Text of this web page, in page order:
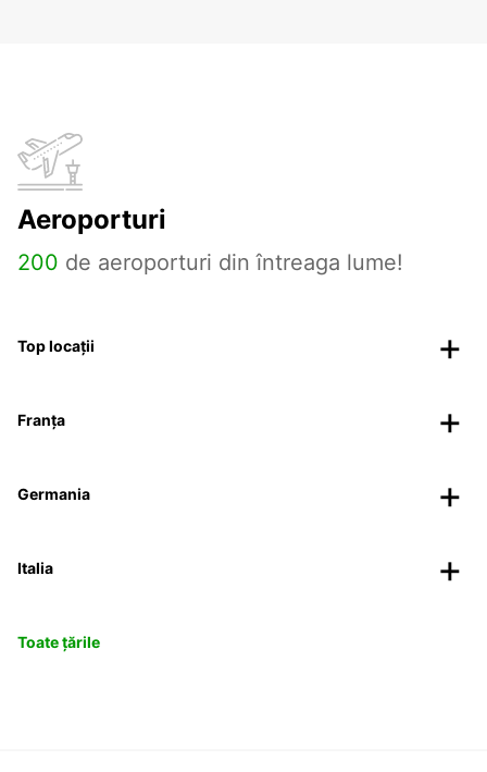
Aeroporturi
200 de aeroporturi din întreaga lume!
Top locații
Franța
Germania
Italia
Toate țările